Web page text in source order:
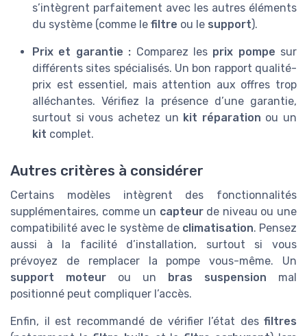
s’intègrent parfaitement avec les autres éléments
du système (comme le filtre ou le support).
Prix et garantie : Comparez les prix pompe sur
différents sites spécialisés. Un bon rapport qualité-
prix est essentiel, mais attention aux offres trop
alléchantes. Vérifiez la présence d’une garantie,
surtout si vous achetez un kit réparation ou un
kit complet.
Autres critères à considérer
Certains modèles intègrent des fonctionnalités
supplémentaires, comme un capteurde niveau ou une
compatibilité avec le système de climatisation. Pensez
aussi à la facilité d’installation, surtout si vous
prévoyez de remplacer la pompe vous-même. Un
support moteur ou un bras suspension mal
positionné peut compliquer l’accès.
Enfin, il est recommandé de vérifier l’état des filtres